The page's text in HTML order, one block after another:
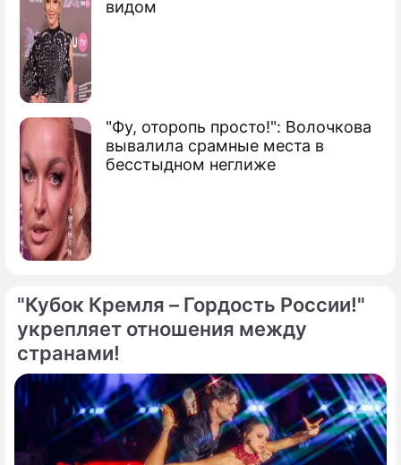
видом
"Фу, оторопь просто!": Волочкова
вывалила срамные места в
бесстыдном неглиже
"Кубок Кремля – Гордость России!"
укрепляет отношения между
странами!